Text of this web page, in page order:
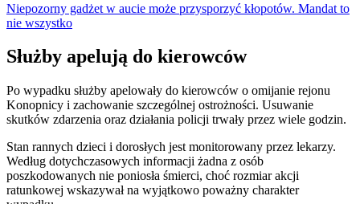
Niepozorny gadżet w aucie może przysporzyć kłopotów. Mandat to
nie wszystko
Służby apelują do kierowców
Po wypadku służby apelowały do kierowców o omijanie rejonu
Konopnicy i zachowanie szczególnej ostrożności. Usuwanie
skutków zdarzenia oraz działania policji trwały przez wiele godzin.
Stan rannych dzieci i dorosłych jest monitorowany przez lekarzy.
Według dotychczasowych informacji żadna z osób
poszkodowanych nie poniosła śmierci, choć rozmiar akcji
ratunkowej wskazywał na wyjątkowo poważny charakter